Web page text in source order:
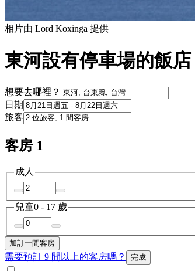
相片由 Lord Koxinga 提供
東河設有停車場的飯店
想要去哪裡？
日期
旅客
客房 1
成人
兒童0 - 17 歲
加訂一間客房
需要預訂 9 間以上的客房嗎？ 完成